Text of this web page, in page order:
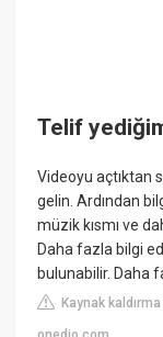
Telif
Videoyu açtıktan
gelin. Ardından
müzik kısmı ve
Daha fazla bilgi
bulunabilir. Daha
Kaynak